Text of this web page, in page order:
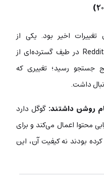
تغییرات اخیر بود. یکی از
مشخص‌ترین اثرات آن این بود که Reddit در طیف گسترده‌ای از
جستجو رسید؛ تغییری که
روشن داشتند: گوگل دارد
محتوا اعمال می‌کند و برای
بودند نه کیفیت آن، این